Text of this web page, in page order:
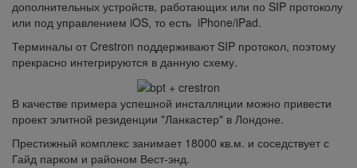
дополнительных устройств, работающих или по SIP протоколу
или под управлением iOS, то есть iPhone/iPad.
Терминалы от Crestron поддерживают SIP протокол, поэтому
прекрасно интегрируются в данную схему.
В качестве примера успешной инсталляции можно привести
проект элитной резиденции "Ланкастер" в Лондоне.
Престижный комплекс занимает 18000 кв.м. и соседствует с
Гайд парком и районом Вест-энд.